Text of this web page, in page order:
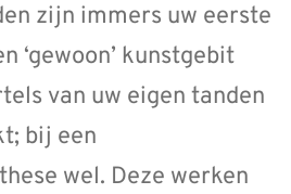
zijn immers uw eerste
‘gewoon’ kunstgebit
van uw eigen tanden
bij een
wel. Deze werken